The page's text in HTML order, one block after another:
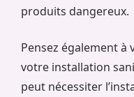
produits dangereux.
Pensez également à
votre installation
peut nécessiter